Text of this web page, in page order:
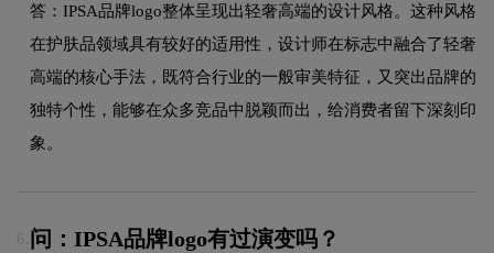
答：IPSA品牌logo整体呈现出轻奢高端的设计风格。这种风格
在护肤品领域具有较好的适用性，设计师在标志中融合了轻奢
高端的核心手法，既符合行业的一般审美特征，又突出品牌的
独特个性，能够在众多竞品中脱颖而出，给消费者留下深刻印
象。
6. 问：IPSA品牌logo有过演变吗？